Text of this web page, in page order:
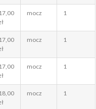
17,00
mocz 1
17,00
mocz 1
17,00
mocz 1
18,00
mocz 1